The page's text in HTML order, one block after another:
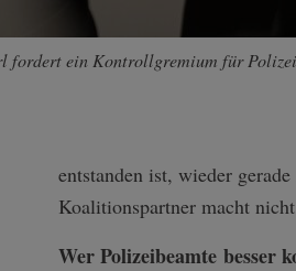
fordert ein Kontrollgremium für
entstanden ist, wieder
Koalitionspartner macht
Wer Polizeibeamte besser